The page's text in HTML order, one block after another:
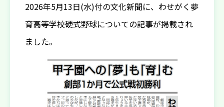
2026年5月13日(水)付の文化新聞に、わせがく夢
育高等学校硬式野球についての記事が掲載され
ました。